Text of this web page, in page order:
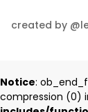
created by
Notice:
compression (0)